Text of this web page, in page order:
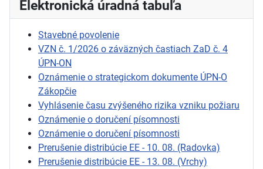
Elektronická úradná tabuľa
Stavebné povolenie
VZN č. 1/2026 o záväzných častiach ZaD č. 4
ÚPN-ON
Oznámenie o strategickom dokumente ÚPN-O
Zákopčie
Vyhlásenie času zvýšeného rizika vzniku požiaru
Oznámenie o doručení písomnosti
Oznámenie o doručení písomnosti
Prerušenie distribúcie EE - 10. 08. (Radovka)
Prerušenie distribúcie EE - 13. 08. (Vrchy)